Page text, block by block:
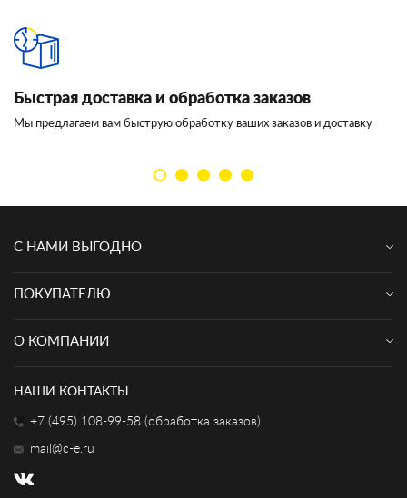
Быстрая доставка и обработка заказов
Мы предлагаем вам быструю обработку ваших заказов и доставку
С НАМИ ВЫГОДНО
ПОКУПАТЕЛЮ
О КОМПАНИИ
НАШИ КОНТАКТЫ
+7 (495) 108-99-58 (обработка заказов)
mail@c-e.ru